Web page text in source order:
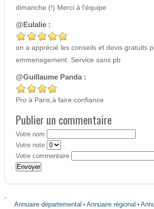
dimanche (!) Merci à l'équipe
@Eulalie :
on a apprécié les conseils et devis gratuits
emmenagement. Service sans pb
@Guillaume Panda :
Pro à Paris,à faire confiance
Publier un commentaire
Votre nom
Votre note
Votre commentaire
-
Annuaire départemental •Annuaire régional •